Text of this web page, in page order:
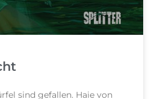
sind gefallen. Haie von